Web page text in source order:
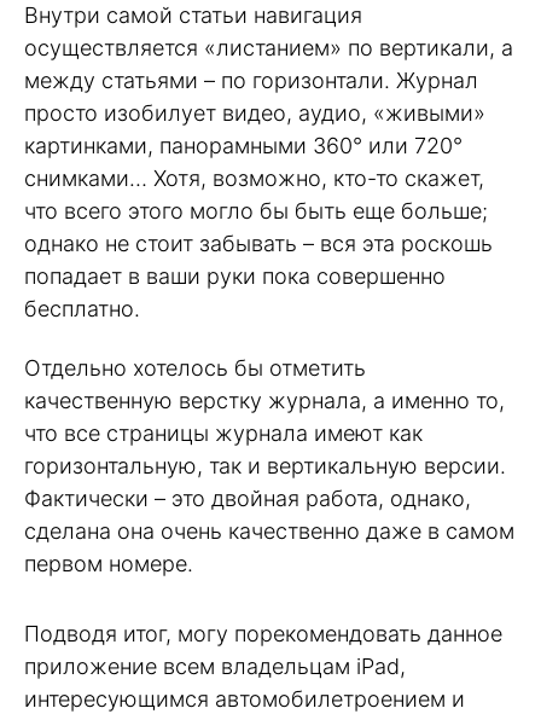
Внутри самой статьи навигация
осуществляется «листанием» по вертикали, а
между статьями – по горизонтали. Журнал
просто изобилует видео, аудио, «живыми»
картинками, панорамными 360° или 720°
снимками… Хотя, возможно, кто-то скажет,
что всего этого могло бы быть еще больше;
однако не стоит забывать – вся эта роскошь
попадает в ваши руки пока совершенно
бесплатно.
Отдельно хотелось бы отметить
качественную верстку журнала, а именно то,
что все страницы журнала имеют как
горизонтальную, так и вертикальную версии.
Фактически – это двойная работа, однако,
сделана она очень качественно даже в самом
первом номере.
Подводя итог, могу порекомендовать данное
приложение всем владельцам iPad,
интересующимся автомобилетроением и